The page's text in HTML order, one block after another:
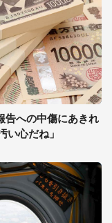
告への中傷にあきれ
い心だね」